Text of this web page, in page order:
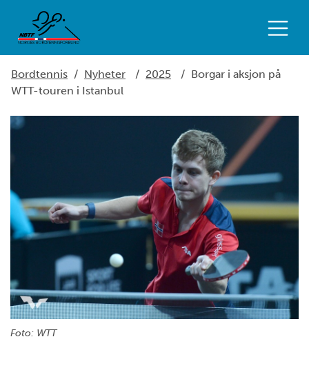
Bordtennis / Nyheter / 2025 / Borgar i aksjon på
WTT-touren i Istanbul
Foto: WTT